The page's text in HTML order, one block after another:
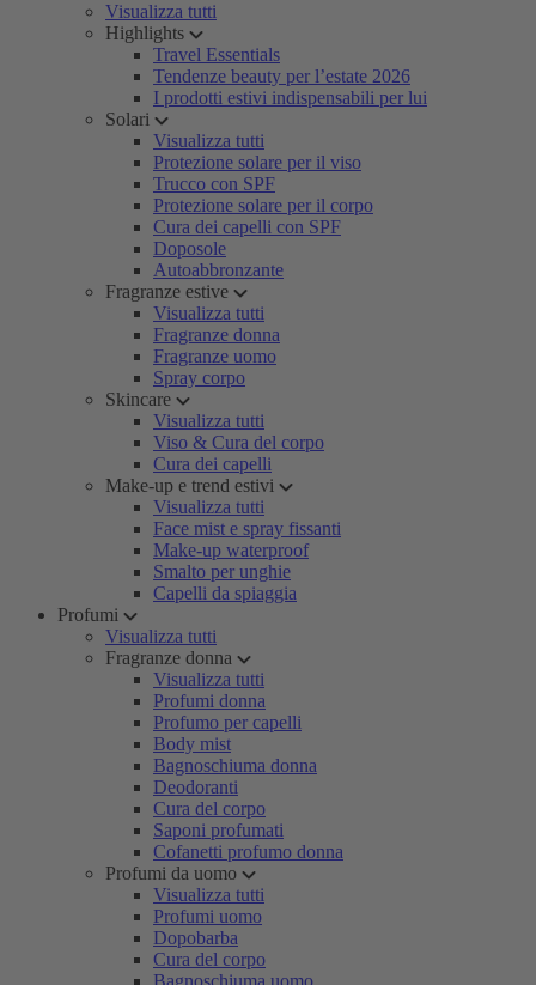
Visualizza tutti
Highlights
Travel Essentials
Tendenze beauty per l’estate 2026
I prodotti estivi indispensabili per lui
Solari
Visualizza tutti
Protezione solare per il viso
Trucco con SPF
Protezione solare per il corpo
Cura dei capelli con SPF
Doposole
Autoabbronzante
Fragranze estive
Visualizza tutti
Fragranze donna
Fragranze uomo
Spray corpo
Skincare
Visualizza tutti
Viso & Cura del corpo
Cura dei capelli
Make-up e trend estivi
Visualizza tutti
Face mist e spray fissanti
Make-up waterproof
Smalto per unghie
Capelli da spiaggia
Profumi
Visualizza tutti
Fragranze donna
Visualizza tutti
Profumi donna
Profumo per capelli
Body mist
Bagnoschiuma donna
Deodoranti
Cura del corpo
Saponi profumati
Cofanetti profumo donna
Profumi da uomo
Visualizza tutti
Profumi uomo
Dopobarba
Cura del corpo
Bagnoschiuma uomo